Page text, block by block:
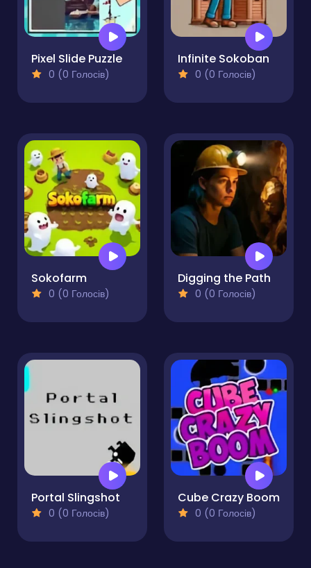
Pixel Slide Puzzle
0 (0 Голосів)
Infinite Sokoban
0 (0 Голосів)
Sokofarm
0 (0 Голосів)
Digging the Path
0 (0 Голосів)
Portal Slingshot
0 (0 Голосів)
Cube Crazy Boom
0 (0 Голосів)